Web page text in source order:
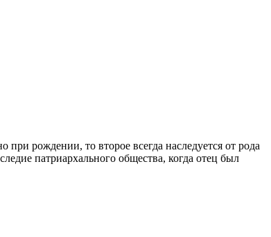
при рождении, то второе всегда наследуется от рода
патриархального общества, когда отец был